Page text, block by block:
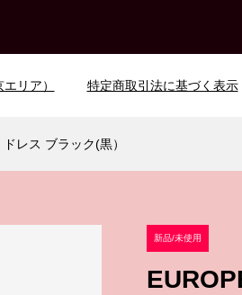
リア） 特定商取引法に基づく表示
レス ブラック(黒）
新品/未使用